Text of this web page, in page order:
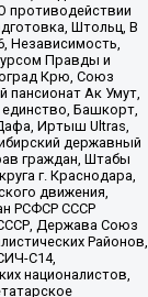
противодействии
Штольц, В
Независимость,
Правды и
Крю, Союз
пансионат Ак Умут,
единство, Башкорт,
Иртыш Ultras,
державный
граждан, Штабы
г. Краснодара,
движения,
РСФСР СССР
Держава Союз
Районов,
С14,
националистов,